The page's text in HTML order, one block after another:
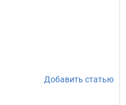
Добавить статью